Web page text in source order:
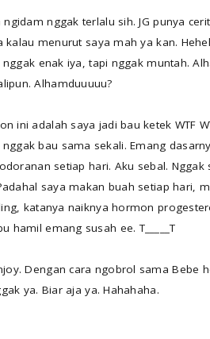
nggak terlalu sih. JG punya
menurut saya mah ya kan.
enak iya, tapi nggak muntah.
Alhamduuuuu?
ini adalah saya jadi bau ketek WTF
bau sama sekali. Emang
setiap hari. Aku sebal. Nggak
saya makan buah setiap hari,
katanya naiknya hormon
hamil emang susah ee. T_____T
Dengan cara ngobrol sama Bebe
ya. Biar aja ya. Hahahaha.